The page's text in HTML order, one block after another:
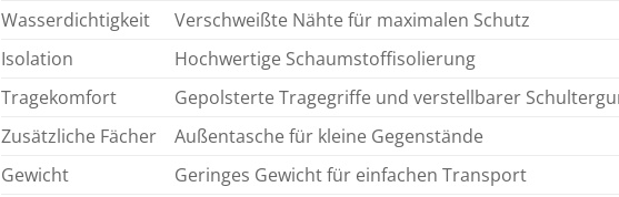
Wasserdichtigkeit
Verschweißte Nähte für maximalen Schutz
Isolation
Hochwertige Schaumstoffisolierung
Tragekomfort
Gepolsterte Tragegriffe und verstellbarer
Zusätzliche Fächer
Außentasche für kleine Gegenstände
Gewicht
Geringes Gewicht für einfachen Transport